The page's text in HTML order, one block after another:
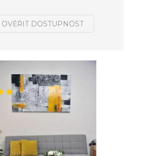
OVĚŘIT DOSTUPNOST